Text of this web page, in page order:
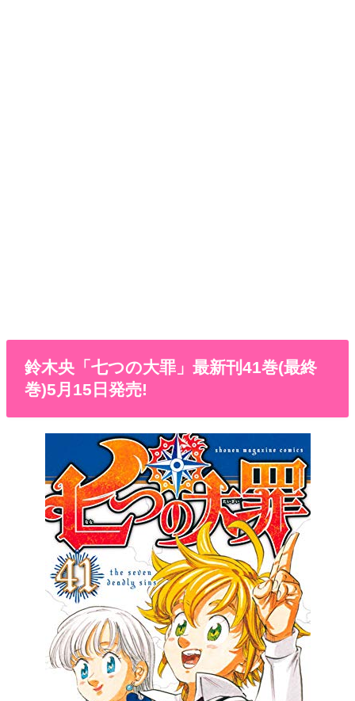
鈴木央「七つの大罪」最新刊41巻(最終
巻)5月15日発売!